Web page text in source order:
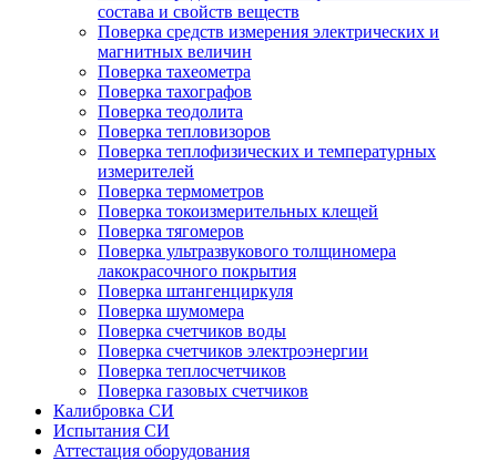
состава и свойств веществ
Поверка средств измерения электрических и
магнитных величин
Поверка тахеометра
Поверка тахографов
Поверка теодолита
Поверка тепловизоров
Поверка теплофизических и температурных
измерителей
Поверка термометров
Поверка токоизмерительных клещей
Поверка тягомеров
Поверка ультразвукового толщиномера
лакокрасочного покрытия
Поверка штангенциркуля
Поверка шумомера
Поверка счетчиков воды
Поверка счетчиков электроэнергии
Поверка теплосчетчиков
Поверка газовых счетчиков
Калибровка СИ
Испытания СИ
Аттестация оборудования